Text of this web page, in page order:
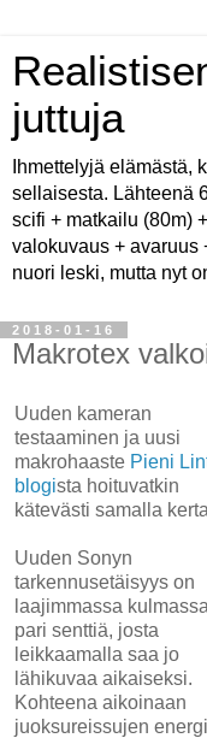
juttuja
Ihmettelyjä elämästä,
sellaisesta. Lähteenä
scifi + matkailu (80m)
valokuvaus +
nuori leski, mutta nyt
2018-01-16
Makrotex
Uuden kameran
testaaminen ja uusi
makrohaaste Pieni
blogista hoituvatkin
kätevästi samalla
Uuden Sonyn
tarkennusetäisyys on
laajimmassa
pari senttiä, josta
leikkaamalla saa jo
lähikuvaa aikaiseksi.
Kohteena aikoinaan
juoksureissujen